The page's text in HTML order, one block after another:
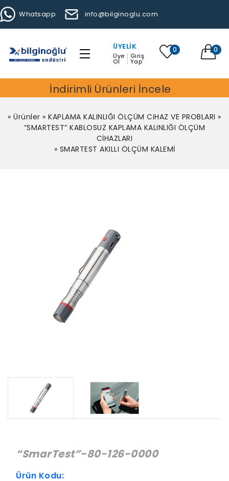
Whatsapp info@bilginoglu.com
ÜYELIK
Üye
Ol
Giriş
Yap
0 0
İndirimli Ürünleri İncele
»Ürünler »KAPLAMA KALINLIĞI ÖLÇÜM CiHAZ VE PROBLARI »
“SMARTEST” KABLOSUZ KAPLAMA KALINLIĞI ÖLÇÜM
CİHAZLARI
» SMARTEST AKILLI ÖLÇÜM KALEMİ
“SmarTest”-80-126-0000
Ürün Kodu: